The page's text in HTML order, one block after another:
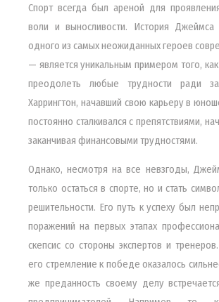
Спорт всегда был ареной для
воли и выносливости. История Джеймса
одного из самых неожиданных героев
— является уникальным примером того,
преодолеть любые трудности ради
Харрингтон, начавший свою карьеру в
постоянно сталкивался с препятствиями,
заканчивая финансовыми трудностями.
Однако, несмотря на все невзгоды,
только остаться в спорте, но и стать
решительности. Его путь к успеху был
поражений на первых этапах
скепсис со стороны экспертов и
его стремление к победе оказалось
же преданность своему делу